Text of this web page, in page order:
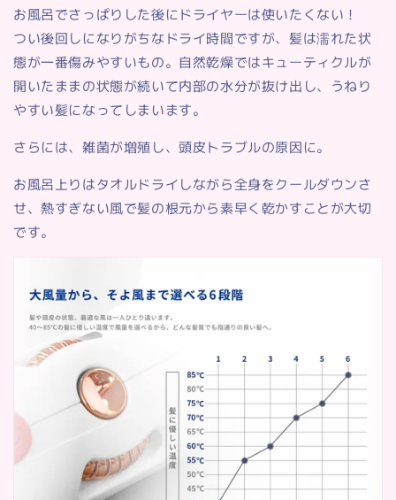
お風呂でさっぱりした後にドライヤーは使いたくない！
つい後回しになりがちなドライ時間ですが、髪は濡れた状
態が一番傷みやすいもの。自然乾燥ではキューティクルが
開いたままの状態が続いて内部の水分が抜け出し、うねり
やすい髪になってしまいます。
さらには、雑菌が増殖し、頭皮トラブルの原因に。
お風呂上りはタオルドライしながら全身をクールダウンさ
せ、熱すぎない風で髪の根元から素早く乾かすことが大切
です。